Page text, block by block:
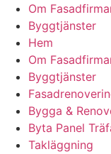
Om
Byggtjänster
Hem
Om
Byggtjänster
Bygga &
Byta Panel
Takläggning